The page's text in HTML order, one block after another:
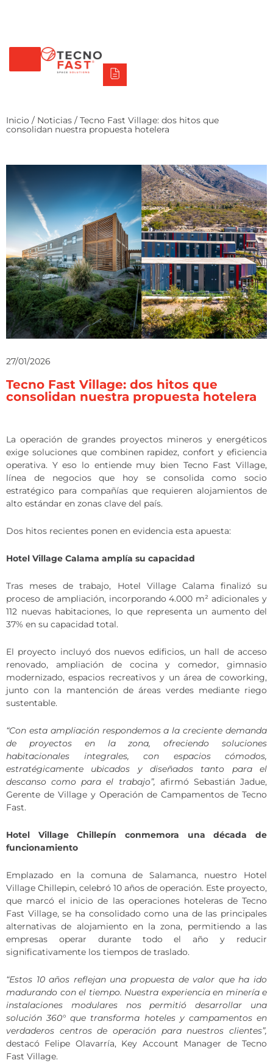
Inicio / Noticias / Tecno Fast Village: dos hitos que
consolidan nuestra propuesta hotelera
27/01/2026
Tecno Fast Village: dos hitos que
consolidan nuestra propuesta hotelera
La operación de grandes proyectos mineros y energéticos
exige soluciones que combinen rapidez, confort y eficiencia
operativa. Y eso lo entiende muy bien Tecno Fast Village,
línea de negocios que hoy se consolida como socio
estratégico para compañías que requieren alojamientos de
alto estándar en zonas clave del país.
Dos hitos recientes ponen en evidencia esta apuesta:
Hotel Village Calama amplía su capacidad
Tras meses de trabajo, Hotel Village Calama finalizó su
proceso de ampliación, incorporando 4.000 m² adicionales y
112 nuevas habitaciones, lo que representa un aumento del
37% en su capacidad total.
El proyecto incluyó dos nuevos edificios, un hall de acceso
renovado, ampliación de cocina y comedor, gimnasio
modernizado, espacios recreativos y un área de coworking,
junto con la mantención de áreas verdes mediante riego
sustentable.
“Con esta ampliación respondemos a la creciente demanda
de proyectos en la zona, ofreciendo soluciones
habitacionales integrales, con espacios cómodos,
estratégicamente ubicados y diseñados tanto para el
descanso como para el trabajo”, afirmó Sebastián Jadue,
Gerente de Village y Operación de Campamentos de Tecno
Fast.
Hotel Village Chillepín conmemora una década de
funcionamiento
Emplazado en la comuna de Salamanca, nuestro Hotel
Village Chillepin, celebró 10 años de operación. Este proyecto,
que marcó el inicio de las operaciones hoteleras de Tecno
Fast Village, se ha consolidado como una de las principales
alternativas de alojamiento en la zona, permitiendo a las
empresas operar durante todo el año y reducir
significativamente los tiempos de traslado.
“Estos 10 años reflejan una propuesta de valor que ha ido
madurando con el tiempo. Nuestra experiencia en minería e
instalaciones modulares nos permitió desarrollar una
solución 360° que transforma hoteles y campamentos en
verdaderos centros de operación para nuestros clientes”,
destacó Felipe Olavarría, Key Account Manager de Tecno
Fast Village.